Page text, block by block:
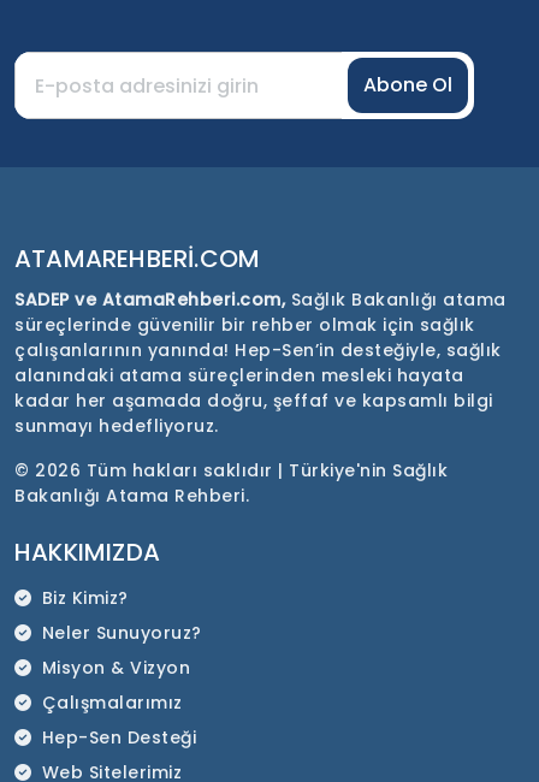
Abone Ol
ATAMAREHBERI.COM
SADEP ve AtamaRehberi.com, Sağlık Bakanlığı atama
süreçlerinde güvenilir bir rehber olmak için sağlık
çalışanlarının yanında! Hep-Sen’in desteğiyle, sağlık
alanındaki atama süreçlerinden mesleki hayata
kadar her aşamada doğru, şeffaf ve kapsamlı bilgi
sunmayı hedefliyoruz.
© 2026 Tüm hakları saklıdır | Türkiye'nin Sağlık
Bakanlığı Atama Rehberi.
HAKKIMIZDA
Biz Kimiz?
Neler Sunuyoruz?
Misyon & Vizyon
Çalışmalarımız
Hep-Sen Desteği
Web Sitelerimiz